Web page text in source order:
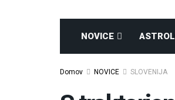
NOVICE
Domov NOVICE SLOVENIJA